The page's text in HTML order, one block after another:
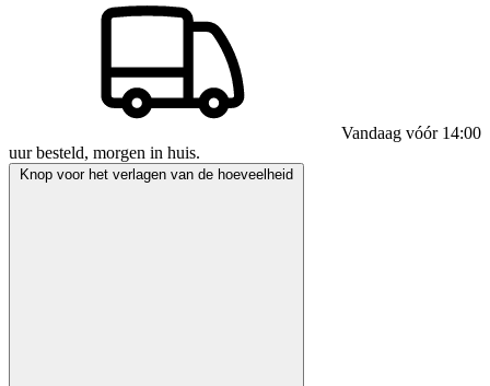
Vandaag vóór 14:00
uur besteld, morgen in huis.
Knop voor het verlagen van de hoeveelheid